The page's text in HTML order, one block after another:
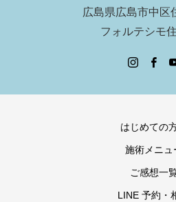
広島県広島市中区
フォルテシモ
はじめての
施術メニュ
ご感想一
LINE 予約・